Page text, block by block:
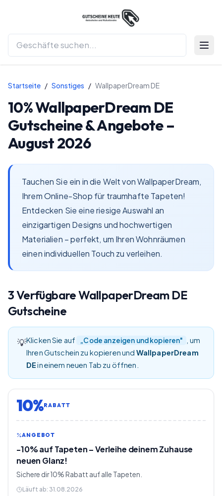
Startseite / Sonstiges / WallpaperDream DE
10%WallpaperDream DE
Gutscheine & Angebote –
August 2026
Tauchen Sie ein in die Welt von WallpaperDream,
Ihrem Online-Shop für traumhafte Tapeten!
Entdecken Sie eine riesige Auswahl an
einzigartigen Designs und hochwertigen
Materialien – perfekt, um Ihren Wohnräumen
einen individuellen Touch zu verleihen.
3VerfügbareWallpaperDream DE
Gutscheine
💡Klicken Sie auf „Code anzeigen und kopieren"
, um
Ihren Gutschein zu kopieren und WallpaperDream
DEin einem neuen Tab zu öffnen.
10%RABATT
ANGEBOT
-10% auf Tapeten – Verleihe deinem Zuhause
neuen Glanz!
Sichere dir 10% Rabatt auf alle Tapeten.
Läuft ab: 31.08.2026